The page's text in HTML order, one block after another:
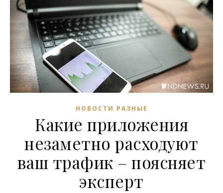
НОВОСТИ РАЗНЫЕ
Какие приложения
незаметно расходуют
ваш трафик – поясняет
эксперт